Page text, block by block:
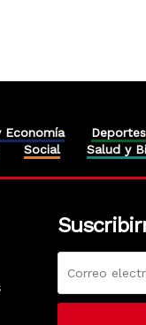
Economía Deportes
Social Salud y